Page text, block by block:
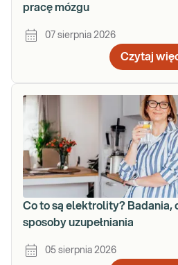
pracę mózgu
07 sierpnia 2026
Czytaj
Co to są elektrolity? Badania,
sposoby uzupełniania
05 sierpnia 2026